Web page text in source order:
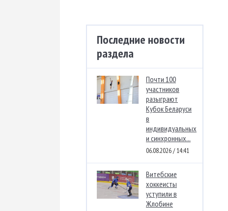
Последние новости
раздела
Почти 100
участников
разыграют
Кубок Беларуси
в
индивидуальных
и синхронных...
06.08.2026 / 14:41
Витебские
хоккеисты
уступили в
Жлобине